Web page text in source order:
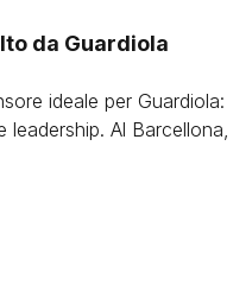
da Guardiola
ideale per Guardiola:
Al Barcellona,